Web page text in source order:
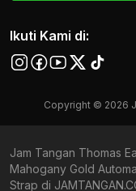
Ikuti Kami di:
Copyright © 2026
Jam Tangan Thomas
Mahogany Gold
Strap di